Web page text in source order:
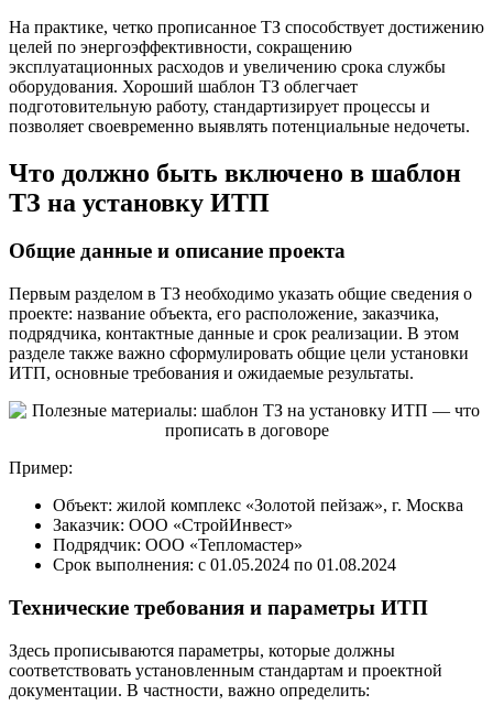
На практике, четко прописанное ТЗ способствует достижению
целей по энергоэффективности, сокращению
эксплуатационных расходов и увеличению срока службы
оборудования. Хороший шаблон ТЗ облегчает
подготовительную работу, стандартизирует процессы и
позволяет своевременно выявлять потенциальные недочеты.
Что должно быть включено в шаблон
ТЗ на установку ИТП
Общие данные и описание проекта
Первым разделом в ТЗ необходимо указать общие сведения о
проекте: название объекта, его расположение, заказчика,
подрядчика, контактные данные и срок реализации. В этом
разделе также важно сформулировать общие цели установки
ИТП, основные требования и ожидаемые результаты.
Пример:
Объект: жилой комплекс «Золотой пейзаж», г. Москва
Заказчик: ООО «СтройИнвест»
Подрядчик: ООО «Тепломастер»
Срок выполнения: с 01.05.2024 по 01.08.2024
Технические требования и параметры ИТП
Здесь прописываются параметры, которые должны
соответствовать установленным стандартам и проектной
документации. В частности, важно определить: